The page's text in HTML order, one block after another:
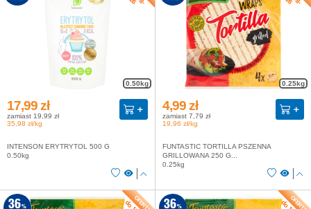
0.50kg
17,99 zł
zamiast 19,99 zł
35,98 zł/kg
INTENSON ERYTRYTOL 500 G
0.50kg
0.25kg
4,99 zł
zamiast 7,79 zł
19,96 zł/kg
FUNTASTIC TORTILLA PSZENNA
GRILLOWANA 250 G...
0.25kg
36%
36%